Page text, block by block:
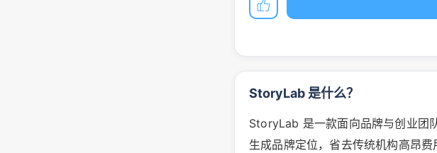
StoryLab 是什么？
StoryLab 是一款面向品牌与创业团
生成品牌定位，省去传统机构高昂